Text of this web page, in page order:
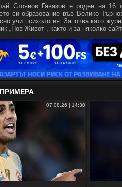
Стоянов Гавазов е роден на 16
си образование във Велико
учи психология. Започва като
„Нов Живот”, както и за няколко
07.08.26 | 14:30